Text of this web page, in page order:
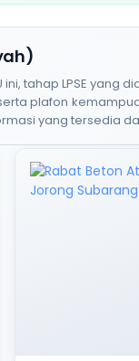
tahap LPSE yang
plafon
yang tersedia